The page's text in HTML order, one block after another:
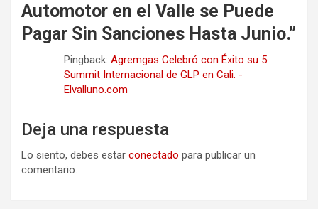
Automotor en el Valle se Puede
Pagar Sin Sanciones Hasta Junio.”
Pingback: Agremgas Celebró con Éxito su 5
Summit Internacional de GLP en Cali. -
Elvalluno.com
Deja una respuesta
Lo siento, debes estar conectado para publicar un
comentario.